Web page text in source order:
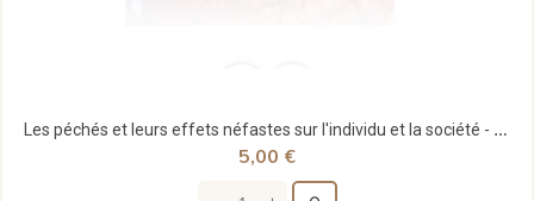
Les péchés et leurs effets néfastes sur l'individu et la société - Ibn Al-Qayyim - Dar Al Muslim
5,00 €